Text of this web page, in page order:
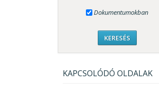
Dokumentumokban
KAPCSOLÓDÓ OLDALAK